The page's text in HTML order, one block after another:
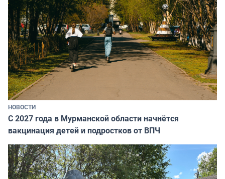
НОВОСТИ
С 2027 года в Мурманской области начнётся
вакцинация детей и подростков от ВПЧ